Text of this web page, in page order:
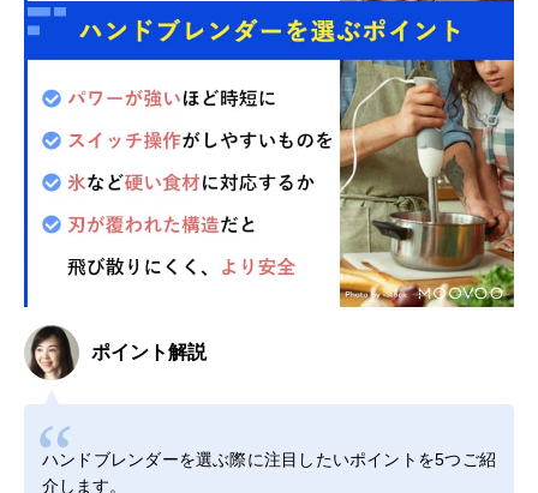
ポイント解説
ハンドブレンダーを選ぶ際に注目したいポイントを5つご紹
介します。